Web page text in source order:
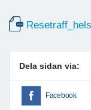
Dela sidan via:
Facebook